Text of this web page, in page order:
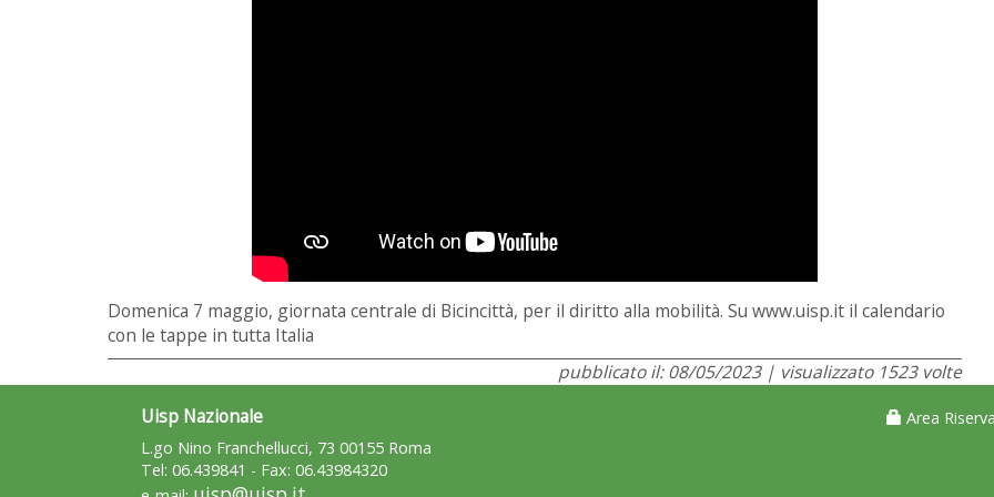
Domenica 7 maggio, giornata centrale di Bicincittà, per il diritto alla mobilità. Su www.uisp.it il calendario
con le tappe in tutta Italia
pubblicato il: 08/05/2023 | visualizzato 1523 volte
Uisp Nazionale
L.go Nino Franchellucci, 73 00155 Roma
Tel: 06.439841 - Fax: 06.43984320
Area